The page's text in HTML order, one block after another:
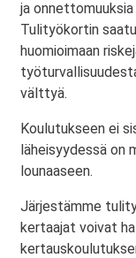
ja
Tulityökortin
huomioimaan
välttyä.
Koulutukseen ei
läheisyydessä on
lounaaseen.
Järjestämme
kertaajat voivat